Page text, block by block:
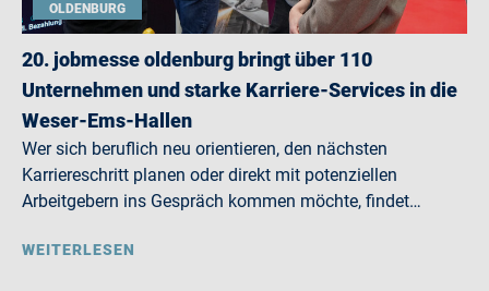
OLDENBURG
20. jobmesse oldenburg bringt über 110
Unternehmen und starke Karriere-Services in die
Weser-Ems-Hallen
Wer sich beruflich neu orientieren, den nächsten
Karriereschritt planen oder direkt mit potenziellen
Arbeitgebern ins Gespräch kommen möchte, findet…
WEITERLESEN